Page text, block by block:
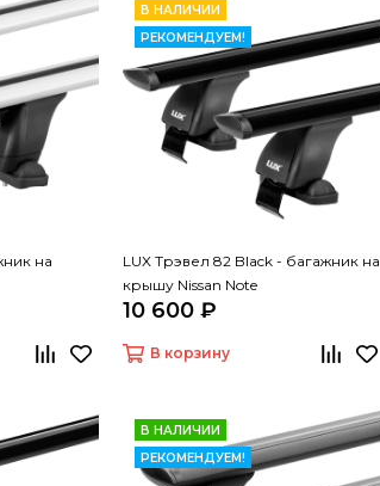
на
В НАЛИЧИИ
РЕКОМЕНДУЕМ!
LUX Трэвел 82 Black - багажник на
крышу Nissan Note
10 600 ₽
В корзину
В НАЛИЧИИ
РЕКОМЕНДУЕМ!